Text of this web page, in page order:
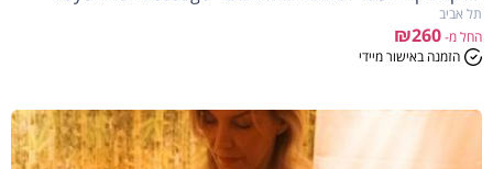
תל אביב
החל מ-₪260
הזמנה באישור מיידי